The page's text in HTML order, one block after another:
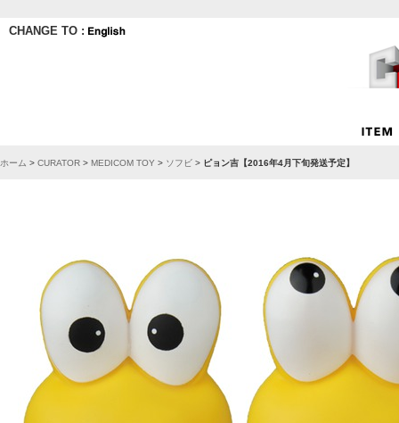
CHANGE TO :
ホーム > CURATOR > MEDICOM TOY > ソフビ > ピョン吉【2016年4月下旬発送予定】